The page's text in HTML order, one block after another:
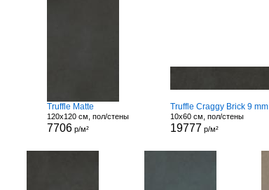
Truffle Matte
120x120 см, пол/стены
7706р/м²
Truffle Craggy Brick 9 mm
10x60 см, пол/стены
19777 р/м²